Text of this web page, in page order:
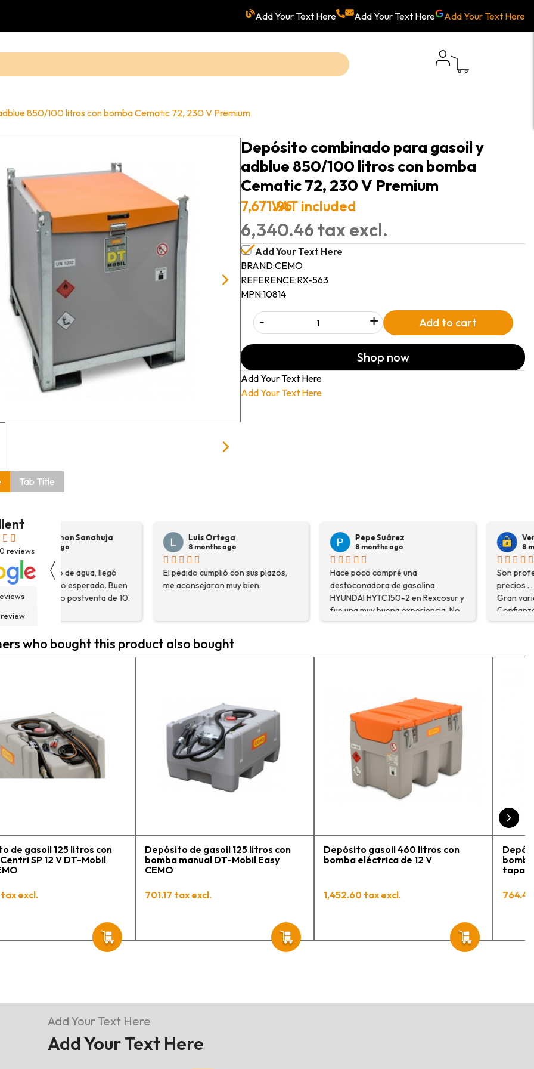
Add Your Text Here Add Your Text Here Add Your Text Here
850/100 litros con bomba Cematic 72, 230 V Premium
Depósito combinado para gasoil y
adblue 850/100 litros con bomba
Cematic 72, 230 V Premium
7,671.96VAT included
6,340.46 tax excl.
Add Your Text Here
BRAND:CEMO
REFERENCE:RX-563
MPN:10814
- + Add to cart
Shop now
Add Your Text Here
Add Your Text Here
Tab Title
reviews
〈
Luis Ortega
8 months ago
El pedido cumplió con sus plazos,
me aconsejaron muy bien.
Pepe Suárez
8 months ago
Hace poco compré una
destoconadora de gasolina
HYUNDAI HYTC150-2 en Rexcosur y
fue una muy buena experiencia. No
solo me encontré el producto que
asesoraron y explicaron con
detalle para asegurarme de que
contactactanto me explicó todo￼
En general, la recomiendo, he
vuelto a comprar, tengo varios
pedidos en proceso y muy
contento.
Veronica Hidalgo
8 months ago
Son profesionales , serios y buenos
precios ... Voy a repetir seguro ...
Gran variedad de depósitos ...
Confianza y buen servicio.
who bought this product also bought
de gasoil 125 litros con
SP 12 V DT-Mobil
excl.
Depósito de gasoil 125 litros con
bomba manual DT-Mobil Easy
CEMO
701.17 tax excl.
Depósito gasoil 460 litros con
bomba eléctrica de 12 V
1,452.60 tax excl.
tapa y
Add Your Text Here
Add Your Text Here